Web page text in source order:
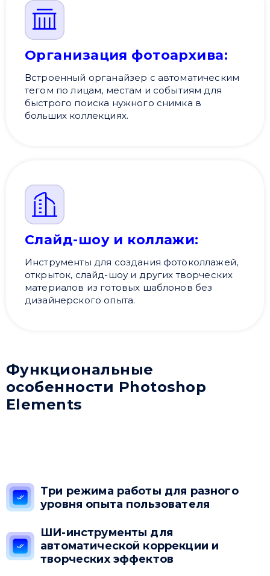
Организация фотоархива:
Встроенный органайзер с автоматическим
тегом по лицам, местам и событиям для
быстрого поиска нужного снимка в
больших коллекциях.
Слайд-шоу и коллажи:
Инструменты для создания фотоколлажей,
открыток, слайд-шоу и других творческих
материалов из готовых шаблонов без
дизайнерского опыта.
Функциональные
особенности Photoshop
Elements
Три режима работы для разного
уровня опыта пользователя
ШИ-инструменты для
автоматической коррекции и
творческих эффектов